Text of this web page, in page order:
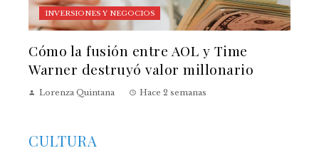
INVERSIONES Y NEGOCIOS
Cómo la fusión entre AOL y Time
Warner destruyó valor millonario
Lorenza Quintana Hace 2 semanas
CULTURA